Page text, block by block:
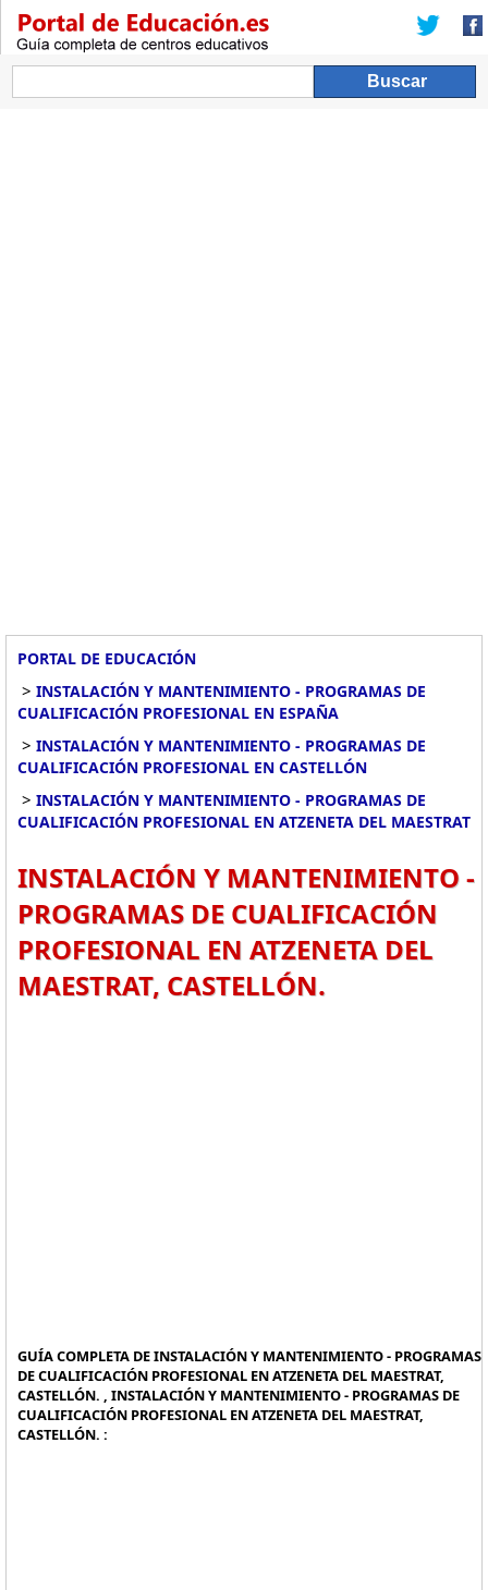
PORTAL DE EDUCACIÓN
> INSTALACIÓN Y MANTENIMIENTO - PROGRAMAS DE
CUALIFICACIÓN PROFESIONAL EN ESPAÑA
> INSTALACIÓN Y MANTENIMIENTO - PROGRAMAS DE
CUALIFICACIÓN PROFESIONAL EN CASTELLÓN
> INSTALACIÓN Y MANTENIMIENTO - PROGRAMAS DE
CUALIFICACIÓN PROFESIONAL EN ATZENETA DEL MAESTRAT
INSTALACIÓN Y MANTENIMIENTO -
PROGRAMAS DE CUALIFICACIÓN
PROFESIONAL EN ATZENETA DEL
MAESTRAT, CASTELLÓN.
GUÍA COMPLETA DE INSTALACIÓN Y MANTENIMIENTO - PROGRAMAS
DE CUALIFICACIÓN PROFESIONAL EN ATZENETA DEL MAESTRAT,
CASTELLÓN. , INSTALACIÓN Y MANTENIMIENTO - PROGRAMAS DE
CUALIFICACIÓN PROFESIONAL EN ATZENETA DEL MAESTRAT,
CASTELLÓN. :